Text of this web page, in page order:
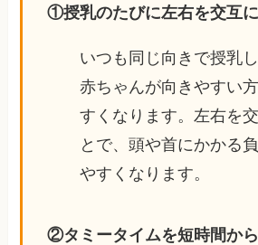
①授乳のたびに左右を交互
いつも同じ向きで授乳し
赤ちゃんが向きやすい
すくなります。左右を
とで、頭や首にかかる
やすくなります。
②タミータイムを短時間か